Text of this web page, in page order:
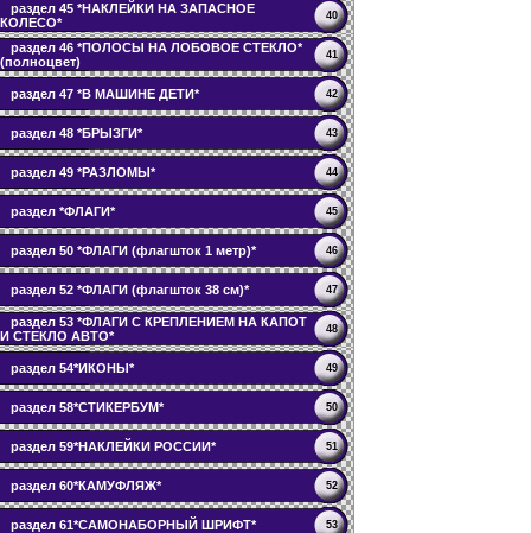
раздел 45 *НАКЛЕЙКИ НА ЗАПАСНОЕ
КОЛЕСО*
40
раздел 46 *ПОЛОСЫ НА ЛОБОВОЕ СТЕКЛО*
(полноцвет)
41
раздел 47 *В МАШИНЕ ДЕТИ* 42
раздел 48 *БРЫЗГИ* 43
раздел 49 *РАЗЛОМЫ* 44
раздел *ФЛАГИ* 45
раздел 50 *ФЛАГИ (флагшток 1 метр)* 46
раздел 52 *ФЛАГИ (флагшток 38 см)* 47
раздел 53 *ФЛАГИ С КРЕПЛЕНИЕМ НА КАПОТ
И СТЕКЛО АВТО*
48
раздел 54*ИКОНЫ* 49
раздел 58*СТИКЕРБУМ* 50
раздел 59*НАКЛЕЙКИ РОССИИ* 51
раздел 60*КАМУФЛЯЖ* 52
раздел 61*САМОНАБОРНЫЙ ШРИФТ* 53